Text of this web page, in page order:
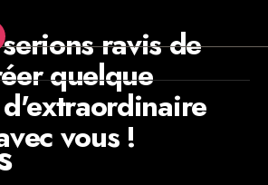
ravis de
quelque
vous !